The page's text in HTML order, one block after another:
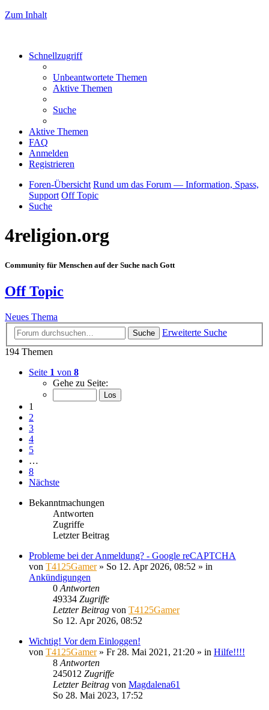
Zum Inhalt
Schnellzugriff
Unbeantwortete Themen
Aktive Themen
Suche
Aktive Themen
FAQ
Anmelden
Registrieren
Foren-Übersicht Rund um das Forum — Information, Spass,
Support Off Topic
Suche
4religion.org
Community für Menschen auf der Suche nach Gott
Off Topic
Neues Thema
Suche
Erweiterte Suche
194 Themen
Seite 1 von 8
Gehe zu Seite:
1
2
3
4
5
…
8
Nächste
Bekanntmachungen
Antworten
Zugriffe
Letzter Beitrag
Probleme bei der Anmeldung? - Google reCAPTCHA
von T4125Gamer» So 12. Apr 2026, 08:52 » in
Ankündigungen
0 Antworten
49334 Zugriffe
Letzter Beitrag von T4125Gamer
So 12. Apr 2026, 08:52
Wichtig! Vor dem Einloggen!
von T4125Gamer» Fr 28. Mai 2021, 21:20 » in Hilfe!!!!
8 Antworten
245012 Zugriffe
Letzter Beitrag von Magdalena61
So 28. Mai 2023, 17:52